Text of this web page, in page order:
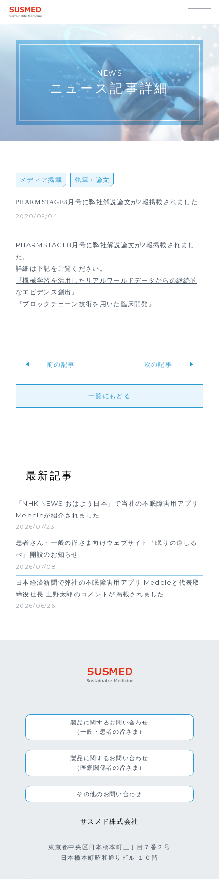
NEWS
ニュース記事詳細
メディア掲載 執筆・論⽂
PHARMSTAGE8月号に弊社解説論文が2報掲載されました
2020/09/04
PHARMSTAGE8月号に弊社解説論文が2報掲載されまし
た。
詳細は下記をご覧ください。
『機械学習を活用したリアルワールドデータからの継続的
なエビデンス創出』
『ブロックチェーン技術を用いた臨床開発』
前の記事
一覧にもどる
次の記事
最新記事
2026/07/23
「NHK NEWS おはよう日本」で当社の不眠障害用アプリ
Medcleが紹介されました
2026/07/08
患者さん・一般の皆さま向けウェブサイト「眠りの道しる
べ」開設のお知らせ
2026/06/26
日本経済新聞で弊社の不眠障害用アプリ Medcleと代表取
締役社長 上野太郎のコメントが掲載されました
製品に関するお問い合わせ
（一般・患者の皆さま）
製品に関するお問い合わせ
（医療関係者の皆さま）
その他のお問い合わせ
サスメド株式会社
東京都中央区日本橋本町三丁目７番２号
日本橋本町昭和通りビル １０階